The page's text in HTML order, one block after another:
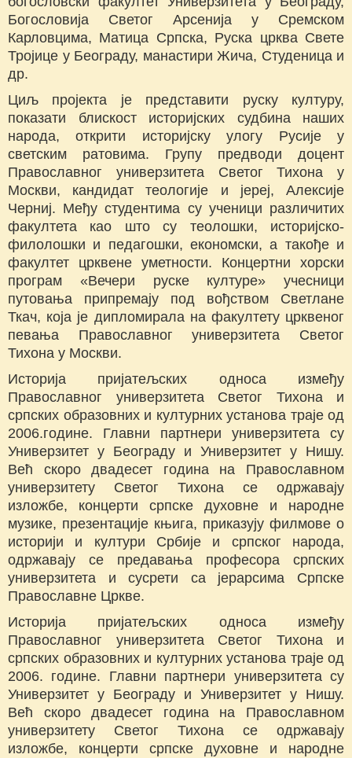
Богословија Светог Арсенија у Сремском
Карловцима, Матица Српска, Руска црква Свете
Тројице у Београду, манастири Жича, Студеница и
др.
Циљ пројекта је представити руску културу,
показати блискост историјских судбина наших
народа, открити историјску улогу Русије у
светским ратовима. Групу предводи доцент
Православног универзитета Светог Тихона у
Москви, кандидат теологије и јереј, Алексије
Черниј. Међу студентима су ученици различитих
факултета као што су теолошки, историjско-
филолошки и педагошки, економски, а такође и
факултет црквене уметности. Концертни хорски
програм «Вечери руске културе» учесници
путовања припремају под вођством Светлане
Ткач, коjа jе дипломирала на факултету црквеног
певања Православног универзитета Светог
Тихона у Москви.
Историја пријатељских односа између
Православног универзитета Светог Тихона и
српских образовних и културних установа траје од
2006.године. Главни партнери универзитета су
Универзитет у Београду и Универзитет у Нишу.
Већ скоро двадесет година на Православном
универзитету Светог Тихона се одржавају
изложбе, концерти српске духовне и народне
музике, презентације књига, приказуjу филмове о
историји и култури Србије и српског народа,
одржаваjу се предавања професора српских
универзитета и сусрети са јерарсима Српске
Православне Цркве.
Историја пријатељских односа између
Православног универзитета Светог Тихона и
српских образовних и културних установа траје од
2006. године. Главни партнери универзитета су
Универзитет у Београду и Универзитет у Нишу.
Већ скоро двадесет година на Православном
универзитету Светог Тихона се одржавају
изложбе, концерти српске духовне и народне